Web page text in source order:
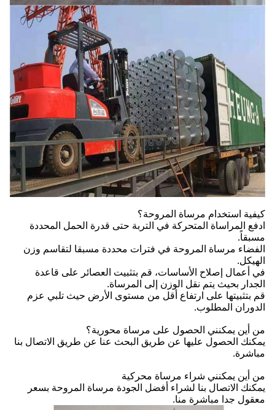
كيفية استخدام مرساة المروحة؟
ادفع المراساة المتحركة في التربة حتى قدرة الحمل المحددة
مسبقاً.
الفضاء مرساة المروحة في فترات محددة مسبقا لتقاسم وزن
الهيكل.
في أعمال إصلاح الأساسات، قم بتثبيت العصائر على قاعدة
الجدار بحيث يتم نقل الوزن إلى المرساة.
قم بتثبيتها على ارتفاع أقل من مستوى الأرض حيث تلبي عزم
الدوران المطلوب.
من أين يمكنني الحصول على مرساة محورية؟
يمكنك الحصول عليها عن طريق البحث عنا عن طريق الاتصال بنا
مباشرة.
من أين يمكنني شراء مرساة محركية
يمكنك الاتصال بنا لشراء أفضل الجودة مرساة المروحة بسعر
معقول جدا مباشرة منا.